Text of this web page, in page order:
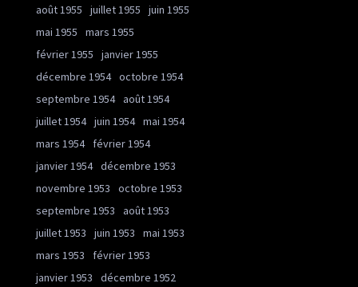
août 1955
juillet 1955
juin 1955
mai 1955
mars 1955
février 1955
janvier 1955
décembre 1954 octobre 1954
septembre 1954 août 1954
juillet 1954 juin 1954 mai 1954
mars 1954
février 1954
janvier 1954 décembre 1953
novembre 1953
octobre 1953
septembre 1953
août 1953
juillet 1953
juin 1953
mai 1953
mars 1953
février 1953
janvier 1953
décembre 1952